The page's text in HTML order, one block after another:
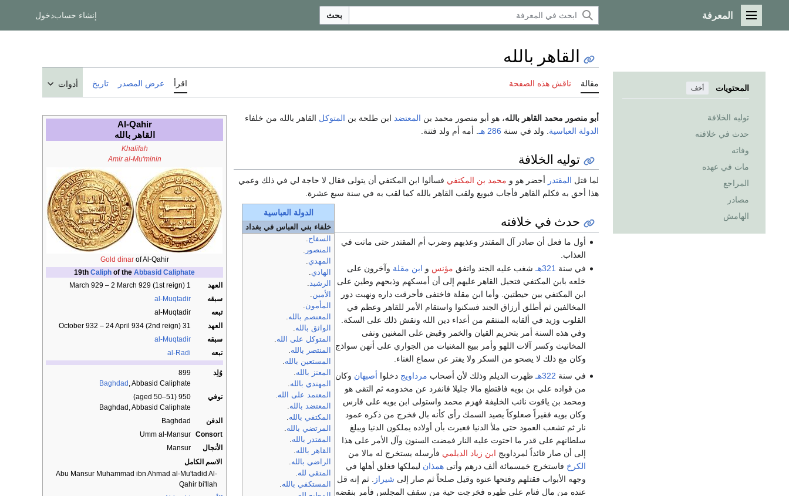
القائمة الرئيسية
المعرفة بحث إنشاء حسابدخول
المحتويات أخف
توليه الخلافة
حدث في خلافته
وفاته
مات في عهده
المراجع
مصادر
الهامش
القاهر بالله
مقالة ناقش هذه الصفحة اقرأ عرض المصدر تاريخ أدوات
Al-Qahir
القاهر بالله
Khalīfah
Amir al-Mu'minin
Gold dinarof Al-Qahir
19th Caliph of the Abbasid Caliphate
العهد
1 March 929 – 2 March 929 (1st reign)
سبقه
al-Muqtadir
تبعه
al-Muqtadir
العهد
31 October 932 – 24 April 934 (2nd reign)
سبقه
al-Muqtadir
تبعه
al-Radi
وُلِد
899
Baghdad , Abbasid Caliphate
توفي
950 (aged 50–51)
Baghdad, Abbasid Caliphate
الدفن
Baghdad
Consort
Umm al-Mansur
الأنجال
Mansur
الاسم الكامل
Abu Mansur Muhammad ibn Ahmad al-Mu'tadid Al-
Qahir bi'llah
أبو منصور محمد القاهر بالله، هو أبو منصور محمد بن المعتضد ابن طلحة بن المتوكل القاهر بالله من خلفاء
الدولة العباسية . ولد في سنة 286 هـ . أمه أم ولد فتنة.
توليه الخلافة
لما قتل المقتدر أحضر هو و محمد بن المكتفي فسألوا ابن المكتفي أن يتولى فقال لا حاجة لي في ذلك وعمي
هذا أحق به فكلم القاهر فأجاب فبويع ولقب القاهر بالله كما لقب به في سنة سبع عشرة.
الدولة العباسية
خلفاء بني العباس في بغداد
السفاح.
المنصور .
المهدي.
الهادي.
الرشيد.
الأمين.
المأمون.
المعتصم بالله.
الواثق بالله.
المتوكل على الله.
المنتصر بالله.
المستعين بالله.
المعتز بالله.
المهتدي بالله.
المعتمد على الله.
المعتضد بالله.
المكتفي بالله.
المرتضي بالله.
المقتدر بالله.
القاهر بالله.
الراضي بالله.
المتقي لله.
المستكفي بالله.
حدث في خلافته
أول ما فعل أن صادر آل المقتدر وعذبهم وضرب أم المقتدر حتى ماتت في
العذاب.
في سنة 321هـ شغب عليه الجند واتفق مؤنس و ابن مقلة وآخرون على
خلعه بابن المكتفي فتحيل القاهر عليهم إلى أن أمسكهم وذبحهم وطين على
ابن المكتفي بين حيطتين. وأما ابن مقلة فاختفى فأحرقت داره ونهبت دور
المخالفين ثم أطلق أرزاق الجند فسكنوا واستقام الأمر للقاهر وعظم في
القلوب وزيد في ألقابه المنتقم من أعداء دين الله ونقش ذلك على السكة.
وفي هذه السنة أمر بتحريم القيان والخمر وقبض على المغنين ونفى
المخانيث وكسر آلات اللهو وأمر ببيع المغنيات من الجواري على أنهن سواذج
وكان مع ذلك لا يصحو من السكر ولا يفتر عن سماع الغناء.
في سنة 322هـ ظهرت الديلم وذلك لأن أصحاب مرداويج دخلوا أصبهان وكان
من قواده علي بن بويه فاقتطع مالا جليلا فانفرد عن مخدومه ثم التقى هو
ومحمد بن ياقوت نائب الخليفة فهزم محمد واستولى ابن بويه على فارس
وكان بويه فقيراً صعلوكاً يصيد السمك رأى كأنه بال فخرج من ذكره عمود
نار ثم تشعب العمود حتى ملأ الدنيا فعبرت بأن أولاده يملكون الدنيا ويبلغ
سلطانهم على قدر ما احتوت عليه النار فمضت السنون وآل الأمر على هذا
إلى أن صار قائداً لمرداويج ابن زياد الديلمي فأرسله يستخرج له مالا من
الكرخ فاستخرج خمسمائة ألف درهم وأتىهمذان ليملكها فغلق أهلها في
وجهه الأبواب فقتلهم وفتحها عنوة وقيل صلحاً ثم صار إلى شيراز . ثم إنه قل
عنده من مال فنام على ظهره فخرجت حية من سقف المجلس فأمر بنقضه